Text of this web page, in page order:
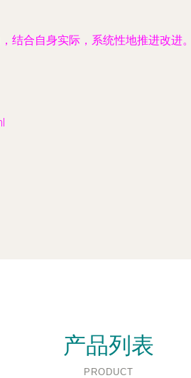
结合自身实际，系统性地推进改
产品列表
PRODUCT